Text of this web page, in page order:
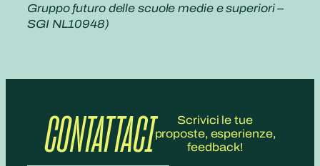
Gruppo futuro delle scuole medie e superiori –
SGI NL10948)
CONTATTACI
Scrivici le tue
proposte, esperienze,
feedback!